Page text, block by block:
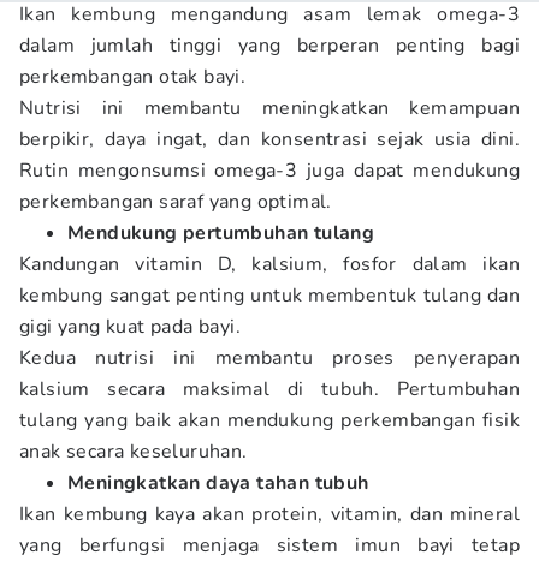
Ikan kembung mengandung asam lemak omega-3
dalam jumlah tinggi yang berperan penting bagi
perkembangan otak bayi.
Nutrisi ini membantu meningkatkan kemampuan
berpikir, daya ingat, dan konsentrasi sejak usia dini.
Rutin mengonsumsi omega-3 juga dapat mendukung
perkembangan saraf yang optimal.
Mendukung pertumbuhan tulang
Kandungan vitamin D, kalsium, fosfor dalam ikan
kembung sangat penting untuk membentuk tulang dan
gigi yang kuat pada bayi.
Kedua nutrisi ini membantu proses penyerapan
kalsium secara maksimal di tubuh. Pertumbuhan
tulang yang baik akan mendukung perkembangan fisik
anak secara keseluruhan.
Meningkatkan daya tahan tubuh
Ikan kembung kaya akan protein, vitamin, dan mineral
yang berfungsi menjaga sistem imun bayi tetap